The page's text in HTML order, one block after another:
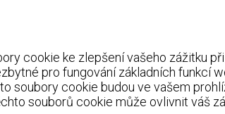
cookie ke zlepšení vašeho zážitku
pro fungování základních funkcí
soubory cookie budou ve vašem
souborů cookie může ovlivnit váš